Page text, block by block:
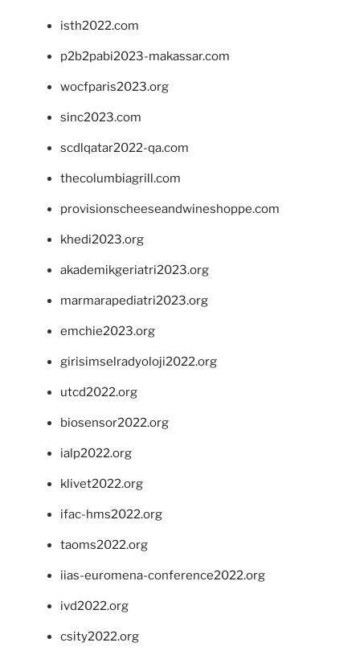
isth2022.com
p2b2pabi2023-makassar.com
wocfparis2023.org
sinc2023.com
scdlqatar2022-qa.com
thecolumbiagrill.com
provisionscheeseandwineshoppe.com
khedi2023.org
akademikgeriatri2023.org
marmarapediatri2023.org
emchie2023.org
girisimselradyoloji2022.org
utcd2022.org
biosensor2022.org
ialp2022.org
klivet2022.org
ifac-hms2022.org
taoms2022.org
iias-euromena-conference2022.org
ivd2022.org
csity2022.org